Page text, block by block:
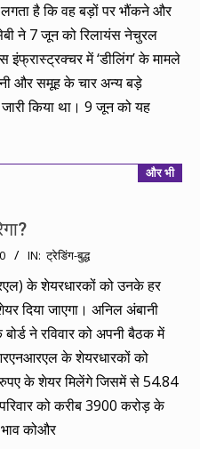
है कि वह बड़ों पर भौंकने और
ने 7 जून को रिलायंस नेचुरल
में ‘डीलिंग’ के मामले
और समूह के चार अन्य बड़े
किया था। 9 जून को यह
और भी
IN: ट्रेडिंग-बुद्ध
के शेयरधारकों को उनके हर
दिया जाएगा। अनिल अंबानी
ने रविवार को अपनी बैठक में
के शेयरधारकों को
के शेयर मिलेंगे जिसमें से 54.84
को करीब 3900 करोड़ के
कोऔर